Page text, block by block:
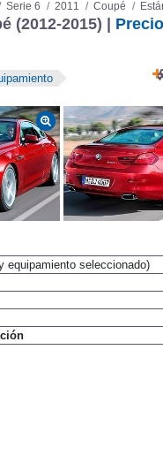
(2012-2015) |
equipamiento seleccionado)